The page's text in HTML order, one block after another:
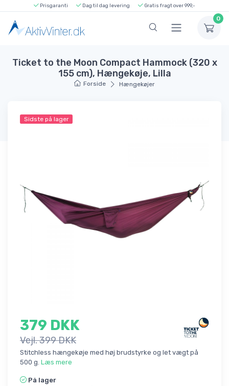
Prisgaranti Dag til dag levering Gratis fragt over 999,-
0
Ticket to the Moon Compact Hammock (320 x
155 cm), Hængekøje, Lilla
Forside Hængekøjer
Sidste på lager
379 DKK
Vejl. 399 DKK
Stitchless hængekøje med høj brudstyrke og let vægt på
500 g. Læs mere
På lager